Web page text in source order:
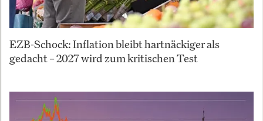
EZB-Schock: Inflation bleibt hartnäckiger als
gedacht – 2027 wird zum kritischen Test